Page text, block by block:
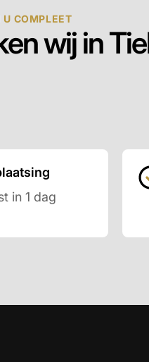
COMPLEET
wij in
in 1 dag